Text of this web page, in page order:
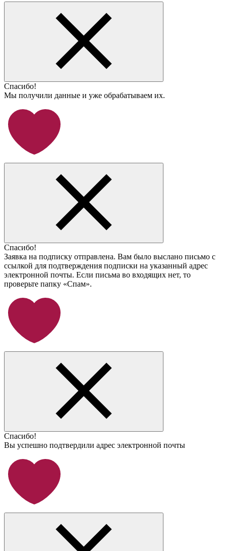
Спасибо!
Мы получили данные и уже обрабатываем их.
Спасибо!
Заявка на подписку отправлена. Вам было выслано письмо с
ссылкой для подтверждения подписки на указанный адрес
электронной почты. Если письма во входящих нет, то
проверьте папку «Спам».
Спасибо!
Вы успешно подтвердили адрес электронной почты